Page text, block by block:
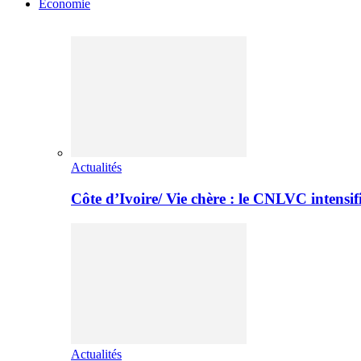
Economie
Actualités
Côte d’Ivoire/ Vie chère : le CNLVC
Actualités